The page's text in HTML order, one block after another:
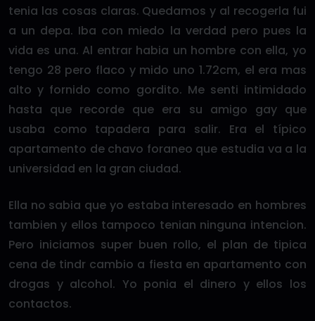
tenia las cosas claras. Quedamos y al recogerla fui
a un depa. Iba con miedo la verdad pero pues la
vida es una. Al entrar habia un hombre con ella, yo
tengo 28 pero flaco y mido uno 1.72cm, el era mas
alto y fornido como gordito. Me senti intimidado
hasta que recorde que era su amigo gay que
usaba como tapadera para salir. Era el típico
apartamento de chavo foraneo que estudia va a la
universidad en la gran ciudad.
Ella no sabia que yo estaba interesado en hombres
tambien y ellos tampoco tenian ninguna intencion.
Pero iniciamos super buen rollo, el plan de tipica
cena de tindr cambio a fiesta en apartamento con
drogas y alcohol. Yo ponia el dinero y ellos los
contactos.